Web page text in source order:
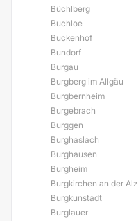
Büchlberg
Buchloe
Buckenhof
Bundorf
Burgau
Burgberg im Allgäu
Burgbernheim
Burgebrach
Burggen
Burghaslach
Burghausen
Burgheim
Burgkirchen an der Alz
Burgkunstadt
Burglauer